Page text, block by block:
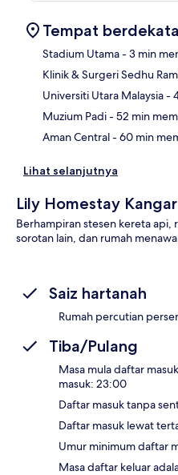
Tempat
Stadium Utama- 3 min
Klinik & Surgeri Sedhu Ram
Universiti Utara Malaysia-
Muzium Padi- 52 min
Aman Central- 60 min
Lihat selanjutnya
Lily Homestay Kangar
Berhampiran stesen kereta api,
sorotan lain, dan rumah
Saiz hartanah
Rumah percutian
Tiba/Pulang
Masa mula daftar
masuk: 23:00
Daftar masuk tanpa
Daftar masuk lewat
Umur minimum daftar
Masa daftar keluar